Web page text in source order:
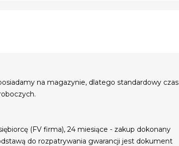
na magazynie, dlatego standardowy czas
(FV firma), 24 miesiące - zakup dokonany
do rozpatrywania gwarancji jest dokument